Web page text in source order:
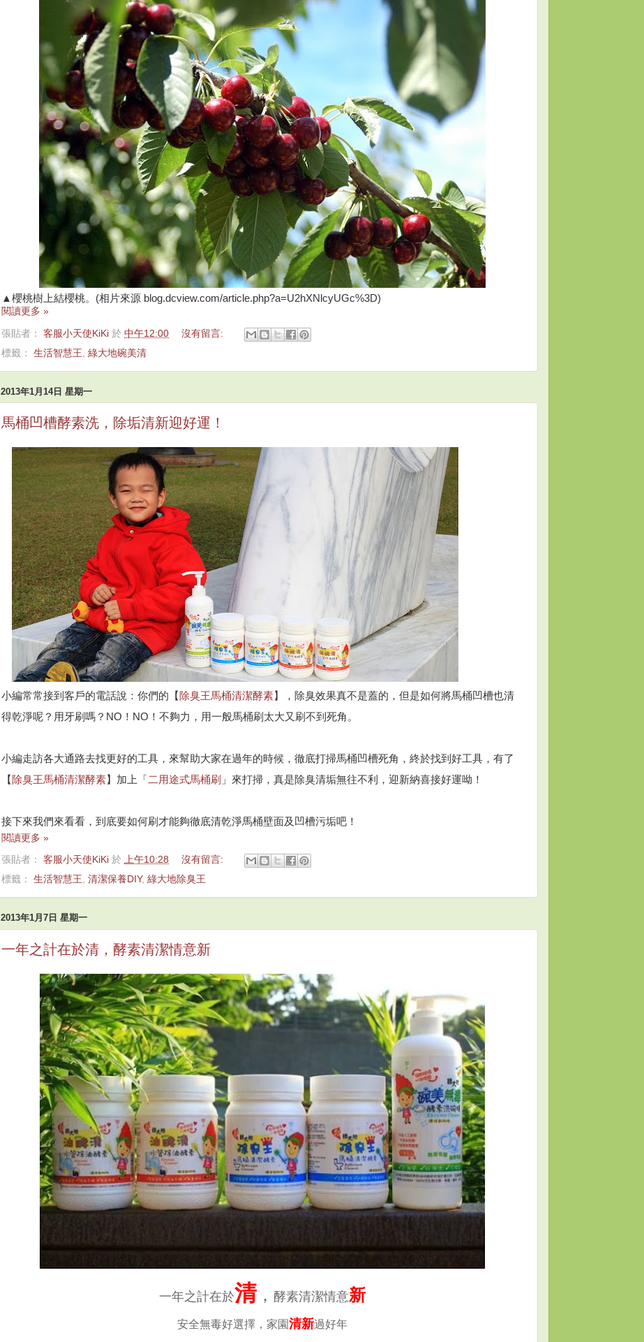
▲櫻桃樹上結櫻桃。(相片來源 blog.dcview.com/article.php?a=U2hXNlcyUGc%3D)
閱讀更多 »
張貼者： 客服小天使KiKi 於 中午12:00
沒有留言:
標籤： 生活智慧王 綠大地碗美清
2013年1月14日 星期一
馬桶凹槽酵素洗，除垢清新迎好運！
小編常常接到客戶的電話說：你們的【除臭王馬桶清潔酵素】，除臭效果真不是蓋的，但是如何將馬桶凹槽也清
得乾淨呢？用牙刷嗎？NO！NO！不夠力，用一般馬桶刷太大又刷不到死角。
小編走訪各大通路去找更好的工具，來幫助大家在過年的時候，徹底打掃馬桶凹槽死角，終於找到好工具，有了
【除臭王馬桶清潔酵素】加上「二用途式馬桶刷 」來打掃，真是除臭清垢無往不利，迎新納喜接好運呦！
接下來我們來看看，到底要如何刷才能夠徹底清乾淨馬桶壁面及凹槽污垢吧！
閱讀更多 »
張貼者： 客服小天使KiKi 於 上午10:28
沒有留言:
標籤： 生活智慧王, 清潔保養DIY, 綠大地除臭王
2013年1月7日 星期一
一年之計在於清，酵素清潔情意新
一年之計在於清 ， 酵素清潔情意新
安全無毒好選擇，家園清新過好年